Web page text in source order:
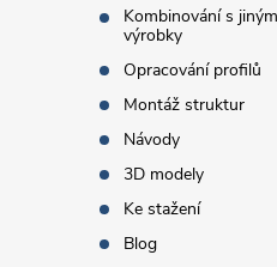
Kombinování s
výrobky
Opracování profilů
Montáž struktur
Návody
3D modely
Ke stažení
Blog